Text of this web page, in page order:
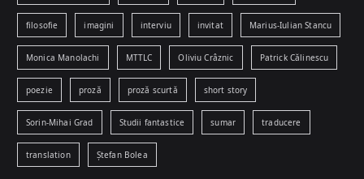
filosofie imagini interviu invitat Marius-Iulian Stancu
Monica Manolachi MTTLC Oliviu Crâznic Patrick Călinescu
poezie proză proză scurtă short story
Sorin-Mihai Grad Studii fantastice sumar traducere
translation Ștefan Bolea